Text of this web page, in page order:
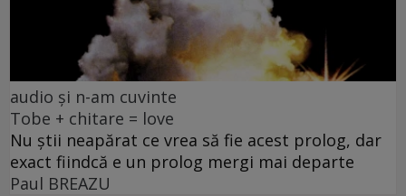
audio și n-am cuvinte
Tobe + chitare = love
Nu știi neapărat ce vrea să fie acest prolog, dar
exact fiindcă e un prolog mergi mai departe
Paul BREAZU